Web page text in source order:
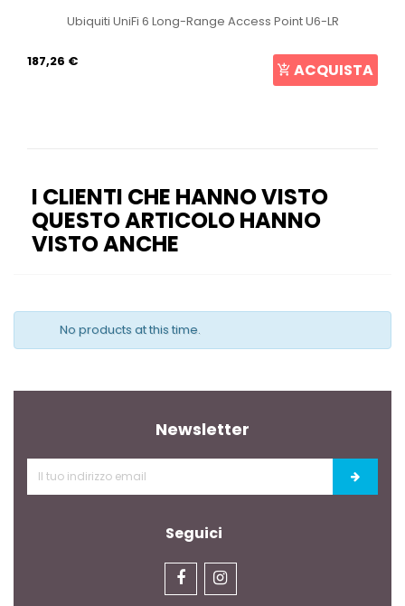
Ubiquiti UniFi 6 Long-Range Access Point U6-LR
187,26 € ACQUISTA
I CLIENTI CHE HANNO VISTO
QUESTO ARTICOLO HANNO
VISTO ANCHE
No products at this time.
Newsletter
Seguici